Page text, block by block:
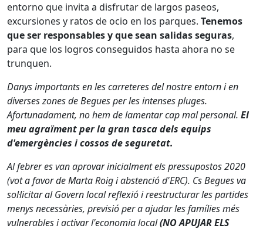
entorno que invita a disfrutar de largos paseos,
excursiones y ratos de ocio en los parques. Tenemos
que ser responsables y que sean salidas seguras,
para que los logros conseguidos hasta ahora no se
trunquen.
Danys importants en les carreteres del nostre entorn i en
diverses zones de Begues per les intenses pluges.
Afortunadament, no hem de lamentar cap mal personal. El
meu agraïment per la gran tasca dels equips
d'emergències i cossos de seguretat.
Al febrer es van aprovar inicialment els pressupostos 2020
(vot a favor de Marta Roig i abstenció d'ERC). Cs Begues va
sol·licitar al Govern local reflexió i reestructurar les partides
menys necessàries, previsió per a ajudar les famílies més
vulnerables i activar l'economia local(NO APUJAR ELS